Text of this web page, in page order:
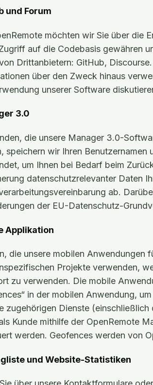
und Forum
möchten wir Sie über die
auf die Codebasis gewähren
Drittanbietern: GitHub,
über den Zweck hinaus
unserer Software
3.0
die unsere Manager 3.0-
speichern wir Ihren
um Ihnen bei Bedarf beim
datenschutzrelevanter Daten
ab.
der EU-Datenschutz-
Applikation
die unsere mobilen
Projekte verwenden,
zu verwenden. Die mobile
in der mobilen Anwendung,
zugehörigen Dienste
Kunde mithilfe der OpenRemote
werden. Geofences werden von
und Website-Statistiken